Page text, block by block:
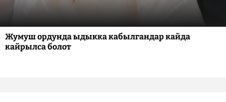
Жумуш ордунда ыдыкка кабылгандар кайда
кайрылса болот